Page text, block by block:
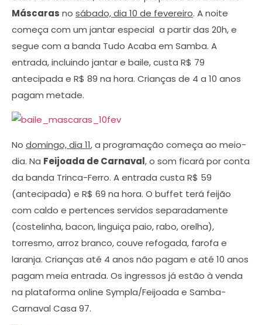
Máscaras no sábado, dia 10 de fevereiro. A noite
começa com um jantar especial a partir das 20h, e
segue com a banda Tudo Acaba em Samba. A
entrada, incluindo jantar e baile, custa R$ 79
antecipada e R$ 89 na hora. Crianças de 4 a 10 anos
pagam metade.
No domingo, dia 11, a programação começa ao meio-
dia. Na Feijoada de Carnaval, o som ficará por conta
da banda Trinca-Ferro. A entrada custa R$ 59
(antecipada) e R$ 69 na hora. O buffet terá feijão
com caldo e pertences servidos separadamente
(costelinha, bacon, linguiça paio, rabo, orelha),
torresmo, arroz branco, couve refogada, farofa e
laranja. Crianças até 4 anos não pagam e até 10 anos
pagam meia entrada. Os ingressos já estão à venda
na plataforma online Sympla/Feijoada e Samba-
Carnaval Casa 97.